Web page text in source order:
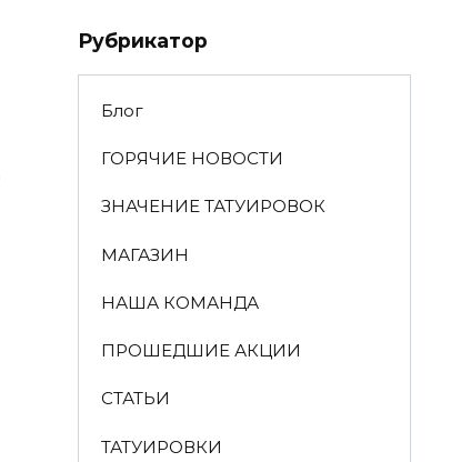
Рубрикатор
Блог
ГОРЯЧИЕ НОВОСТИ
ЗНАЧЕНИЕ ТАТУИРОВОК
МАГАЗИН
НАША КОМАНДА
ПРОШЕДШИЕ АКЦИИ
СТАТЬИ
ТАТУИРОВКИ